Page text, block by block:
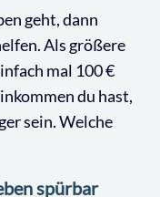
geht, dann
Als größere
mal 100 €
du hast,
sein. Welche
spürbar